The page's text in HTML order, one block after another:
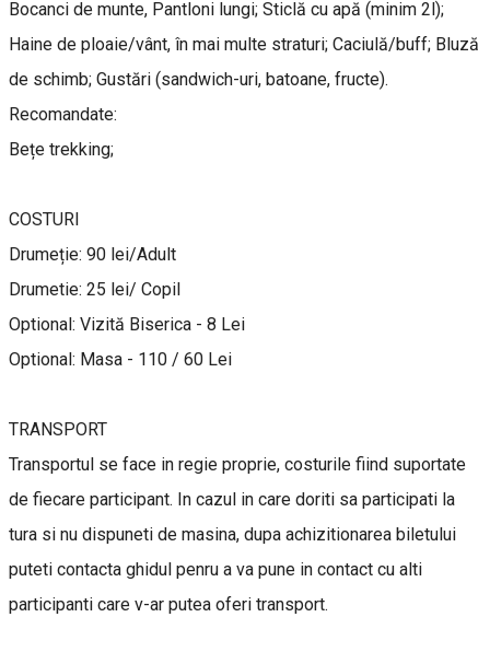
Bocanci de munte, Pantloni lungi; Sticlă cu apă (minim 2l);
Haine de ploaie/vânt, în mai multe straturi; Caciulă/buff; Bluză
de schimb; Gustări (sandwich-uri, batoane, fructe).
Recomandate:
Bețe trekking;
COSTURI
Drumeție: 90 lei/Adult
Drumetie: 25 lei/ Copil
Optional: Vizită Biserica - 8 Lei
Optional: Masa - 110 / 60 Lei
TRANSPORT
Transportul se face in regie proprie, costurile fiind suportate
de fiecare participant. In cazul in care doriti sa participati la
tura si nu dispuneti de masina, dupa achizitionarea biletului
puteti contacta ghidul penru a va pune in contact cu alti
participanti care v-ar putea oferi transport.